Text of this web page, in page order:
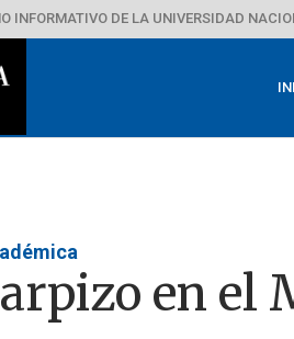
INFORMATIVO DE LA UNIVERSIDAD
en el